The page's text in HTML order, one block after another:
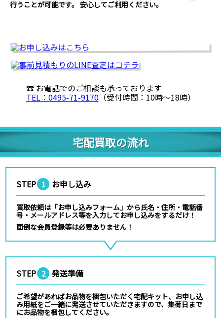
行うことが可能です。 安心してご利用ください。
☎ お電話でのご相談も承っております
TEL：0495-71-9170（受付時間：10時〜18時）
宅配買取の流れ
STEP 1 お申し込み
買取依頼は「お申し込みフォーム」から氏名・住所・電話番
号・メールアドレス等を入力してお申し込みをするだけ！
面倒な会員登録等は必要ありません！
STEP 2 発送準備
ご希望があればお品物を梱包いただく宅配キット、お申し込
み用紙をご一緒に発送させていただきますので、集荷日まで
にお品物を梱包してください。